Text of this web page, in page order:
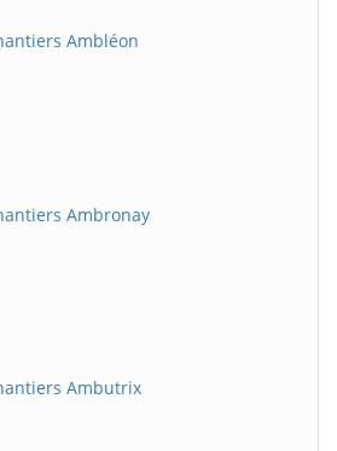
Ambléon
Ambronay
Ambutrix